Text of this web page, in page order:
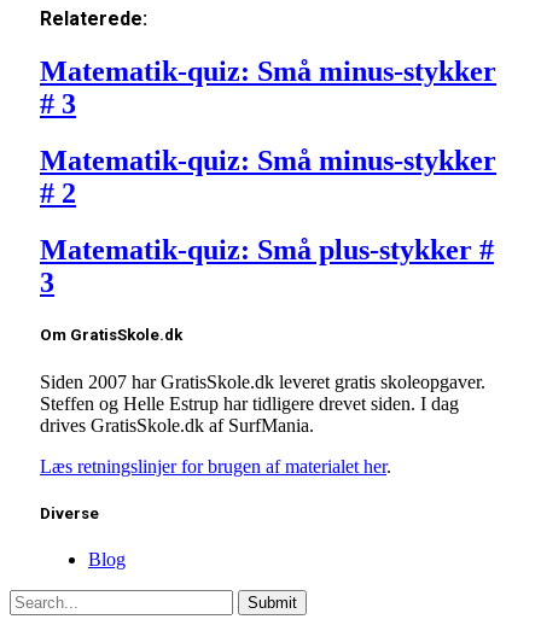
Relaterede:
Matematik-quiz: Små minus-stykker
# 3
Matematik-quiz: Små minus-stykker
# 2
Matematik-quiz: Små plus-stykker #
3
Om GratisSkole.dk
Siden 2007 har GratisSkole.dk leveret gratis skoleopgaver.
Steffen og Helle Estrup har tidligere drevet siden. I dag
drives GratisSkole.dk af SurfMania.
Læs retningslinjer for brugen af materialet her.
Diverse
Blog
Submit